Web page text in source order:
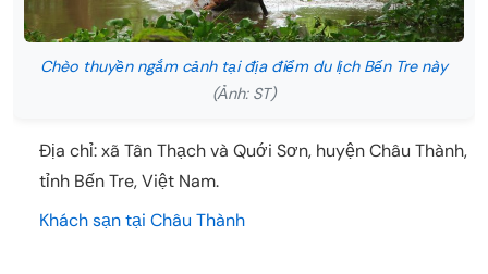
Chèo thuyền ngắm cảnh tại địa điểm du lịch Bến Tre này
(Ảnh: ST)
Địa chỉ: xã Tân Thạch và Quới Sơn, huyện Châu Thành,
tỉnh Bến Tre, Việt Nam.
Khách sạn tại Châu Thành